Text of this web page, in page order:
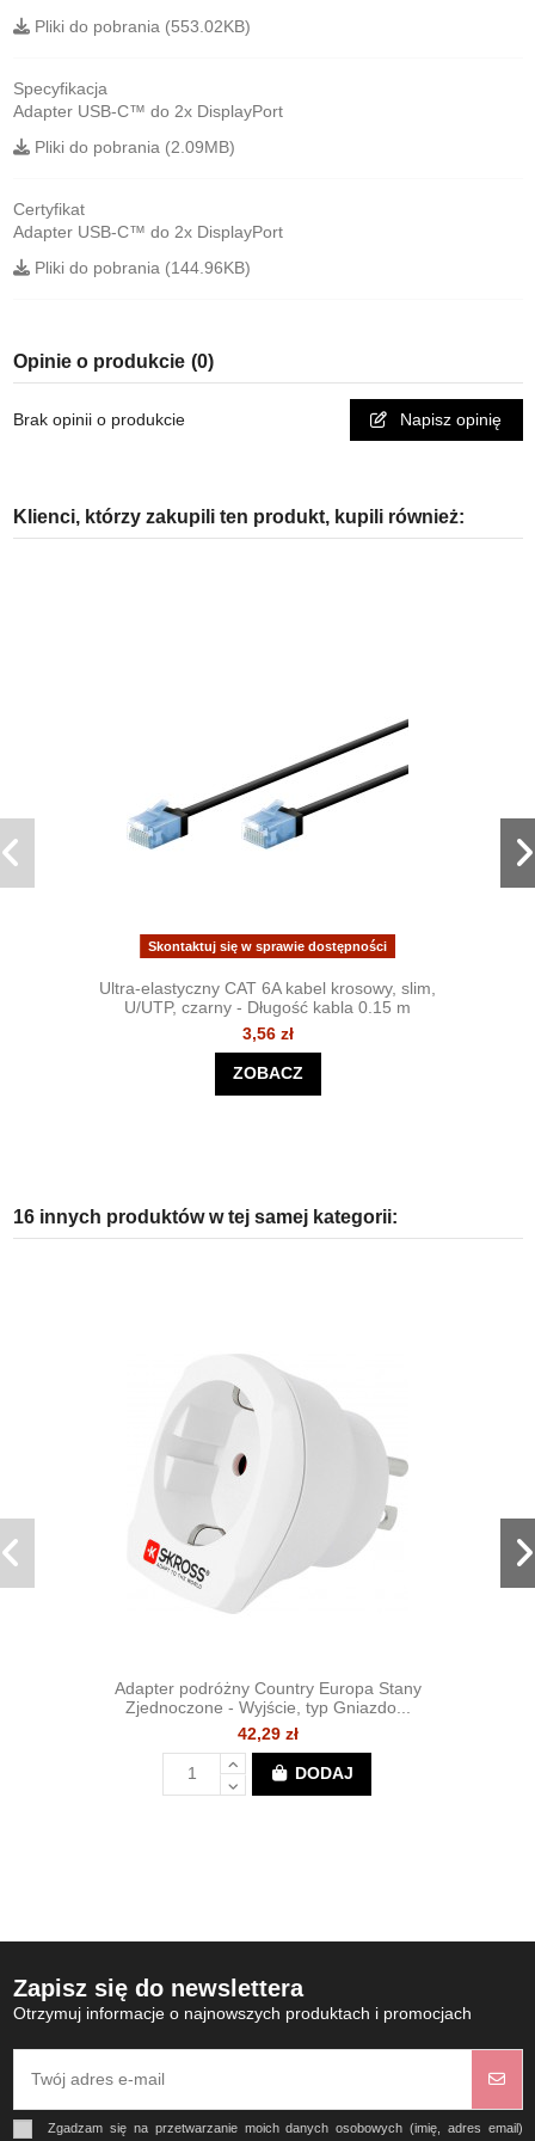
Pliki do pobrania (553.02KB)
Specyfikacja
Adapter USB-C™ do 2x DisplayPort
Pliki do pobrania (2.09MB)
Certyfikat
Adapter USB-C™ do 2x DisplayPort
Pliki do pobrania (144.96KB)
Opinie o produkcie (0)
Brak opinii o produkcie Napisz opinię
Klienci, którzy zakupili ten produkt, kupili również:
Skontaktuj się w sprawie dostępności
Ultra-elastyczny CAT 6A kabel krosowy, slim,
U/UTP, czarny - Długość kabla 0.15 m
3,56 zł
ZOBACZ
16 innych produktów w tej samej kategorii:
Adapter podróżny Country Europa Stany
Zjednoczone - Wyjście, typ Gniazdo...
42,29 zł
DODAJ
Zapisz się do newslettera
Otrzymuj informacje o najnowszych produktach i promocjach
Zgadzam się na przetwarzanie moich danych osobowych (imię, adres email)